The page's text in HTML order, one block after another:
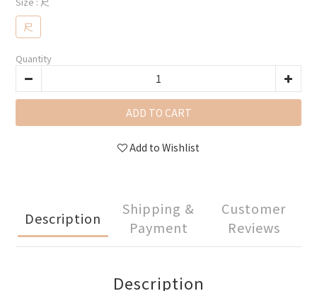
尺
Quantity
ADD TO CART
Add to Wishlist
Description
Shipping &
Payment
Customer
Reviews
Description